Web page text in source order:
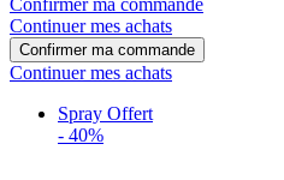
Confirmer ma commande
Continuer mes achats
Confirmer ma commande
Continuer mes achats
Spray Offert
- 40%